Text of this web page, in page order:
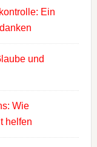
Ein
und
Wie
helfen